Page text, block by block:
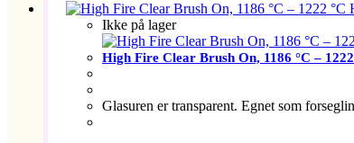
Ikke på lager
High Fire Clear Brush On, 1186 °C –
Glasuren er transparent. Egnet som